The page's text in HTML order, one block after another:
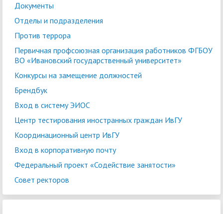
Документы
Отделы и подразделения
Против террора
Первичная профсоюзная организация работников ФГБОУ
ВО «Ивановский государственный университет»
Конкурсы на замещение должностей
Брендбук
Вход в систему ЭИОС
Центр тестирования иностранных граждан ИвГУ
Координационный центр ИвГУ
Вход в корпоративную почту
Федеральный проект «Содействие занятости»
Совет ректоров